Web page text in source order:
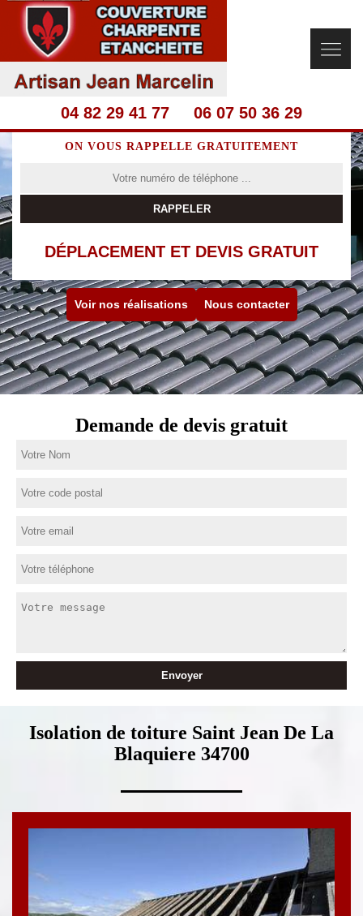
04 82 29 41 77 06 07 50 36 29
ON VOUS RAPPELLE GRATUITEMENT
DÉPLACEMENT ET DEVIS GRATUIT
Voir nos réalisations Nous contacter
Demande de devis gratuit
Isolation de toiture Saint Jean De La
Blaquiere 34700